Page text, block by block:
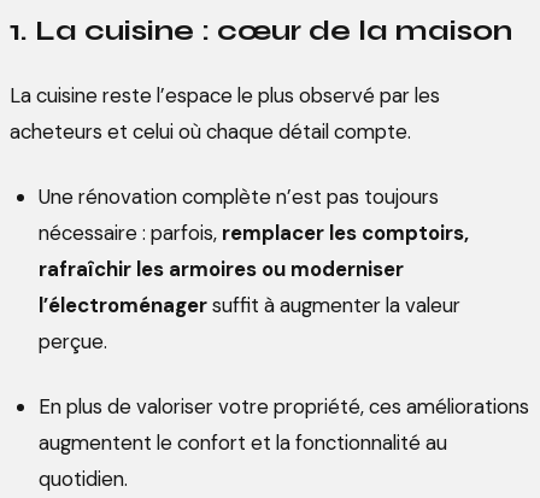
1. La cuisine : cœur de la maison
La cuisine reste l’espace le plus observé par les
acheteurs et celui où chaque détail compte.
Une rénovation complète n’est pas toujours
nécessaire : parfois, remplacer les comptoirs,
rafraîchir les armoires ou moderniser
l’électroménagersuffit à augmenter la valeur
perçue.
En plus de valoriser votre propriété, ces améliorations
augmentent le confort et la fonctionnalité au
quotidien.